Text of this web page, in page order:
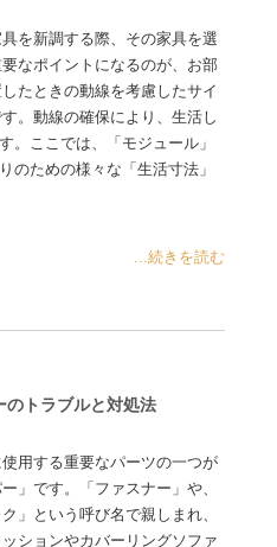
を新調する際、その家具を選
なポイントになるのが、お部
たときの動線を考慮したサイ
す。動線の確保により、生活し
。ここでは、「モジュール」
のための様々な「生活寸法」
...続きを読む
のトラブルと対処法
使用する重要なパーツの一つが
ー」です。「ファスナー」や、
ク」という呼び名で親しまれ、
ションやカバーリングソファ